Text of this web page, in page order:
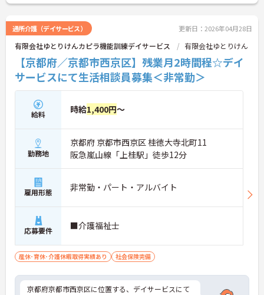
通所介護（デイサービス） 更新日：2026年04月28日
有限会社ゆとりけんカピラ機能訓練デイサービス 有限会社ゆとりけん
【京都府／京都市西京区】残業月2時間程☆デイ
サービスにて生活相談員募集＜非常勤＞
給料 時給1,400円～
勤務地
京都府 京都市西京区 桂徳大寺北町11
阪急嵐山線「上桂駅」徒歩12分
雇用形態 非常勤・パート・アルバイト
応募要件 ■介護福祉士
産休･育休･介護休暇取得実績あり 社会保険完備
京都府京都市西京区に位置する、デイサービスにて